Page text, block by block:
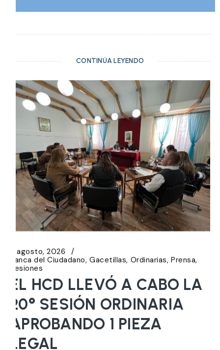
CONTINÚA LEYENDO
6 agosto, 2026
Banca del Ciudadano Gacetillas Ordinarias Prensa
Sesiones
EL HCD LLEVÓ A CABO LA
20° SESIÓN ORDINARIA
APROBANDO 1 PIEZA
LEGAL